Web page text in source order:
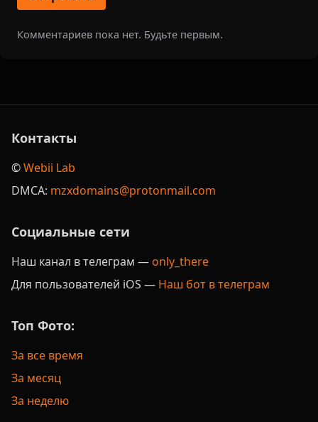
Комментариев пока нет. Будьте первым.
Контакты
©️Webii Lab
DMCA: mzxdomains@protonmail.com
Социальные сети
Наш канал в телеграм —only_there
Для пользователей iOS — Наш бот в телеграм
Топ Фото:
За все время
За месяц
За неделю